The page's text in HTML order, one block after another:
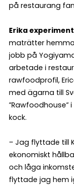
på restaurang
Erika
maträtter
jobb på
arbetade i
rawfoodprofil,
med ägarna till
kock.
– Jag flyttade till
ekonomiskt
och låga
flyttade jag hem